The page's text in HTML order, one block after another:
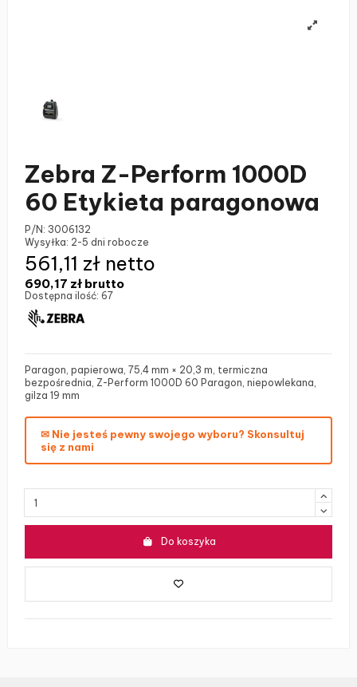
Zebra Z-Perform 1000D
60 Etykieta paragonowa
P/N: 3006132
Wysyłka: 2-5 dni robocze
690,17 zł brutto
561,11 zł netto
Dostępna ilość: 67
Paragon, papierowa, 75,4 mm × 20,3 m, termiczna
bezpośrednia, Z-Perform 1000D 60 Paragon, niepowlekana,
gilza 19 mm
✉ Nie jesteś pewny swojego wyboru? Skonsultuj
się z nami
Do koszyka